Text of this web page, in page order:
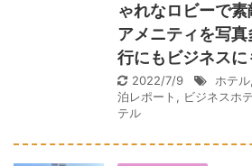
ゃれなロビーで
アメニティを写
行にもビジネス
2022/7/9 ホテル,
泊レポート , ビジネスホ
テル